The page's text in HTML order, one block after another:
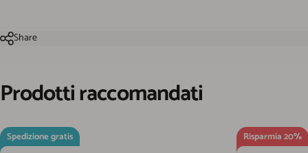
Share
Prodottiraccomandati
Spedizione gratis Risparmia 20%